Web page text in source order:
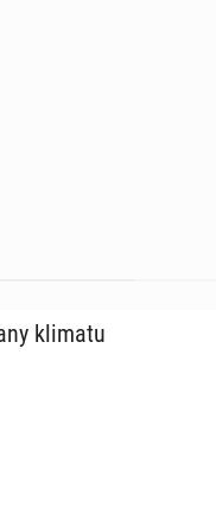
klimatu